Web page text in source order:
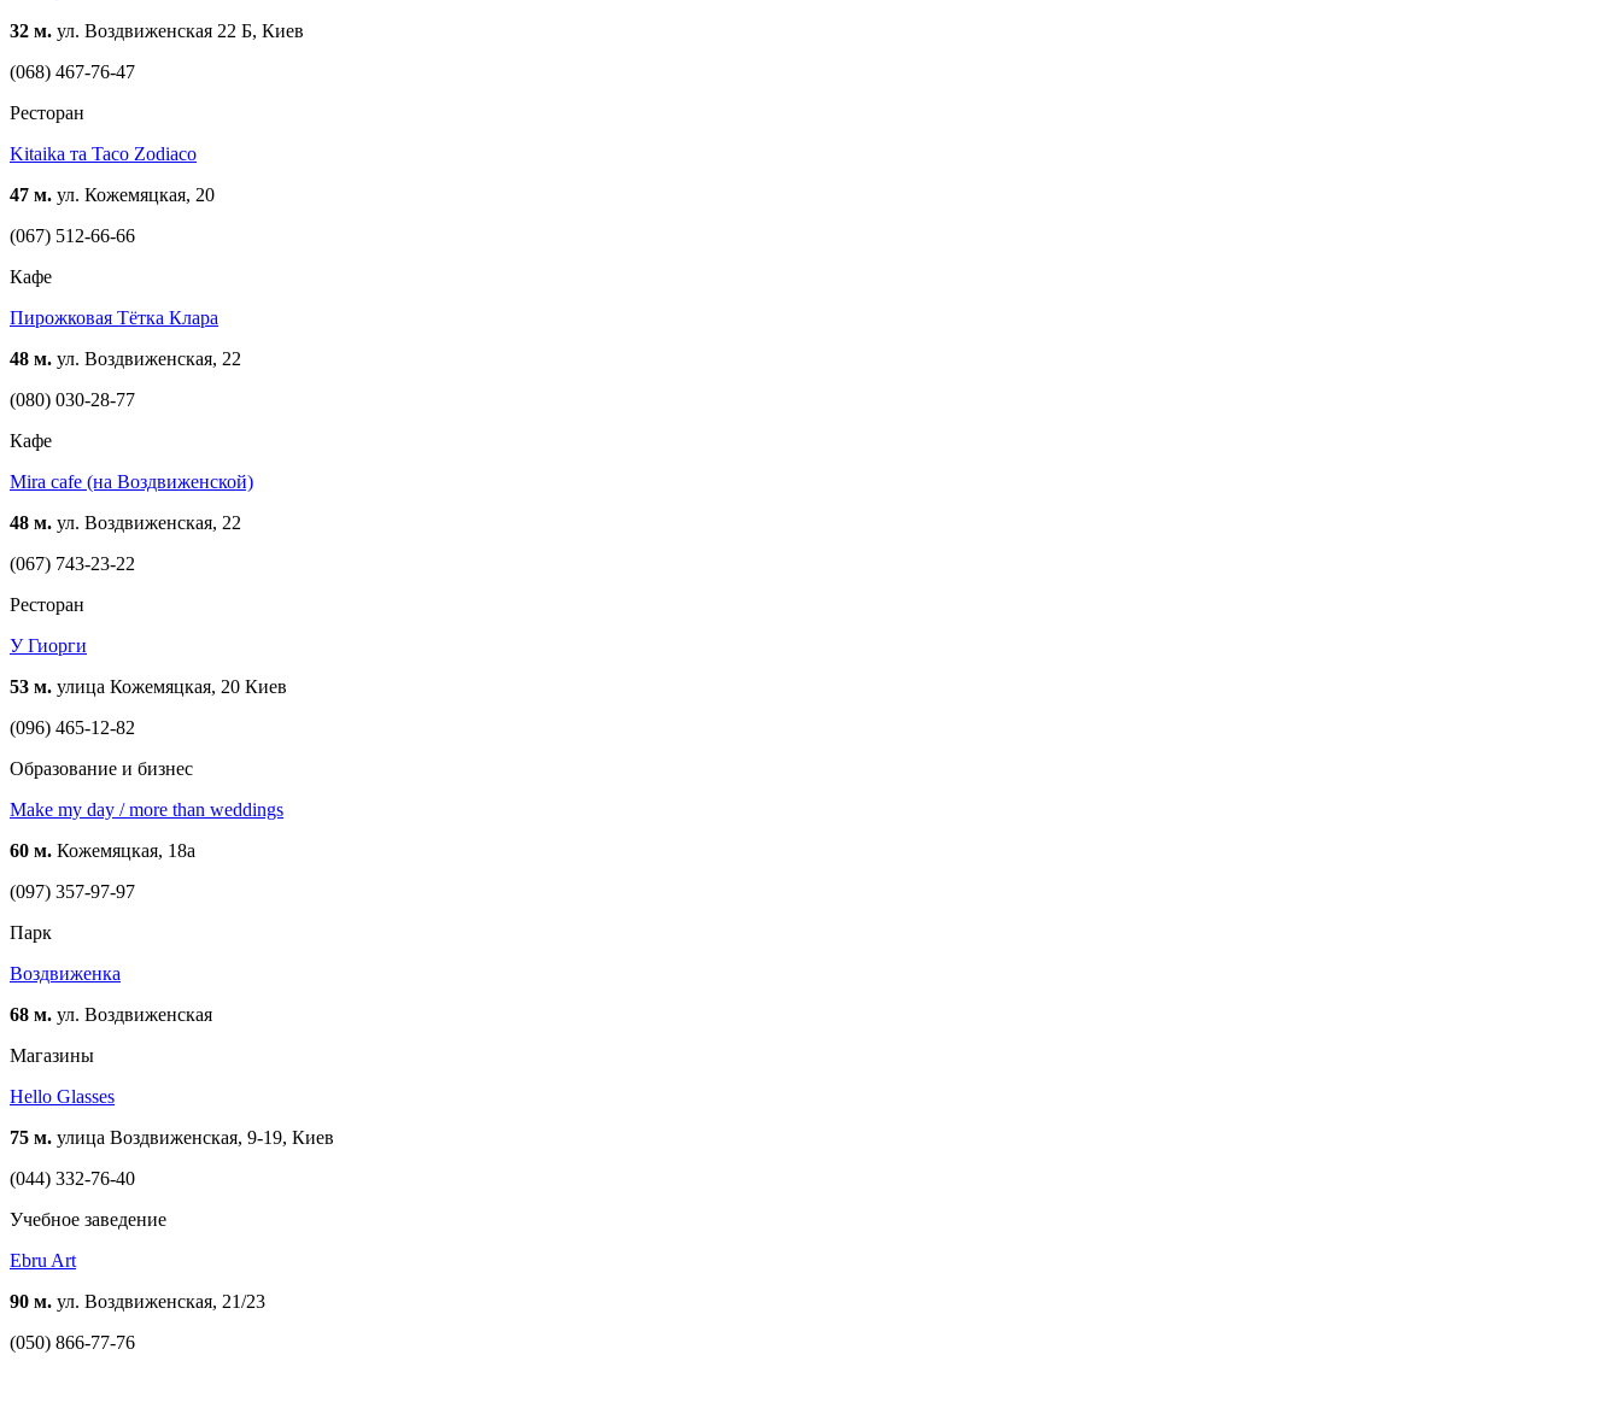
32 м. ул. Воздвиженская 22 Б, Киев
(068) 467-76-47
Ресторан
Kitaika та Taco Zodiaco
47 м. ул. Кожемяцкая, 20
(067) 512-66-66
Кафе
Пирожковая Тётка Клара
48 м. ул. Воздвиженская, 22
(080) 030-28-77
Кафе
Mira cafe (на Воздвиженской)
48 м. ул. Воздвиженская, 22
(067) 743-23-22
Ресторан
У Гиорги
53 м. улица Кожемяцкая, 20 Киев
(096) 465-12-82
Образование и бизнес
Make my day / more than weddings
60 м. Кожемяцкая, 18а
(097) 357-97-97
Парк
Воздвиженка
68 м. ул. Воздвиженская
Магазины
Hello Glasses
75 м. улица Воздвиженская, 9-19, Киев
(044) 332-76-40
Учебное заведение
Ebru Art
90 м. ул. Воздвиженская, 21/23
(050) 866-77-76